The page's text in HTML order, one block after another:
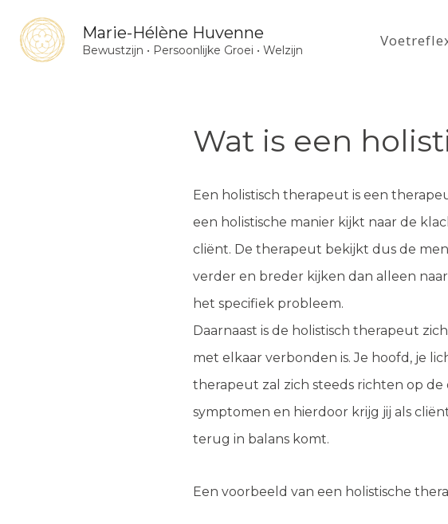
naar
Marie-Hélène Huvenne
Bewustzijn • Persoonlijke Groei • Welzijn
Wat is een
Een holistisch therapeut is een
een holistische manier kijkt naar de
cliënt. De therapeut bekijkt dus de
verder en breder kijken dan alleen
het specifiek probleem.
Daarnaast is de holistisch therapeut
met elkaar verbonden is. Je hoofd, je
therapeut zal zich steeds richten op de
symptomen en hierdoor krijg jij als
terug in balans komt.
Een voorbeeld van een holistische